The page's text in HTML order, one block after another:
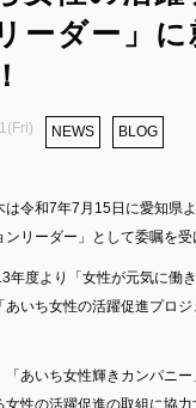
ーダー」に
NEWS BLOG
は令和7年7月15日に愛知県
リーダー」として委嘱を受
年度より「女性が元気に働き
あいち女性の活躍促進プロジ
「あいち女性輝きカンパニ
女性の活躍促進の取組に協